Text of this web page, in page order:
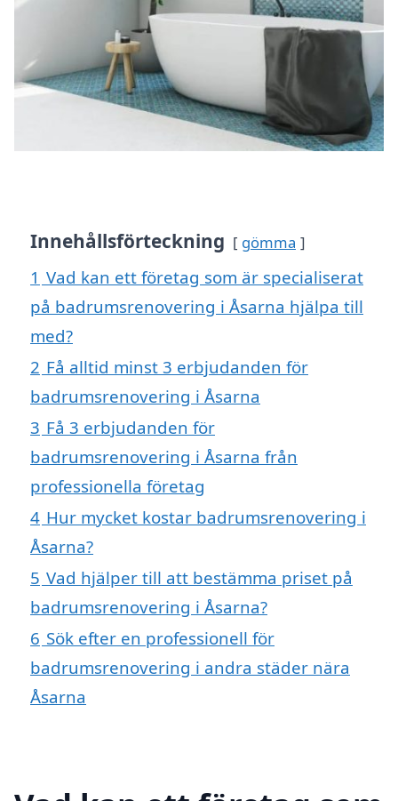
Innehållsförteckning gömma
1 Vad kan ett företag som är specialiserat
på badrumsrenovering i Åsarna hjälpa till
med?
2 Få alltid minst 3 erbjudanden för
badrumsrenovering i Åsarna
3 Få 3 erbjudanden för
badrumsrenovering i Åsarna från
professionella företag
4 Hur mycket kostar badrumsrenovering i
Åsarna?
5 Vad hjälper till att bestämma priset på
badrumsrenovering i Åsarna?
6 Sök efter en professionell för
badrumsrenovering i andra städer nära
Åsarna